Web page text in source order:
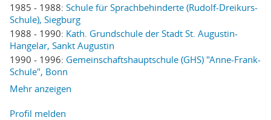
1985 - 1988: Schule für Sprachbehinderte (Rudolf-Dreikurs-
Schule), Siegburg
1988 - 1990: Kath. Grundschule der Stadt St. Augustin-
Hangelar, Sankt Augustin
1990 - 1996: Gemeinschaftshauptschule (GHS) "Anne-Frank-
Schule", Bonn
Mehr anzeigen
Profil melden